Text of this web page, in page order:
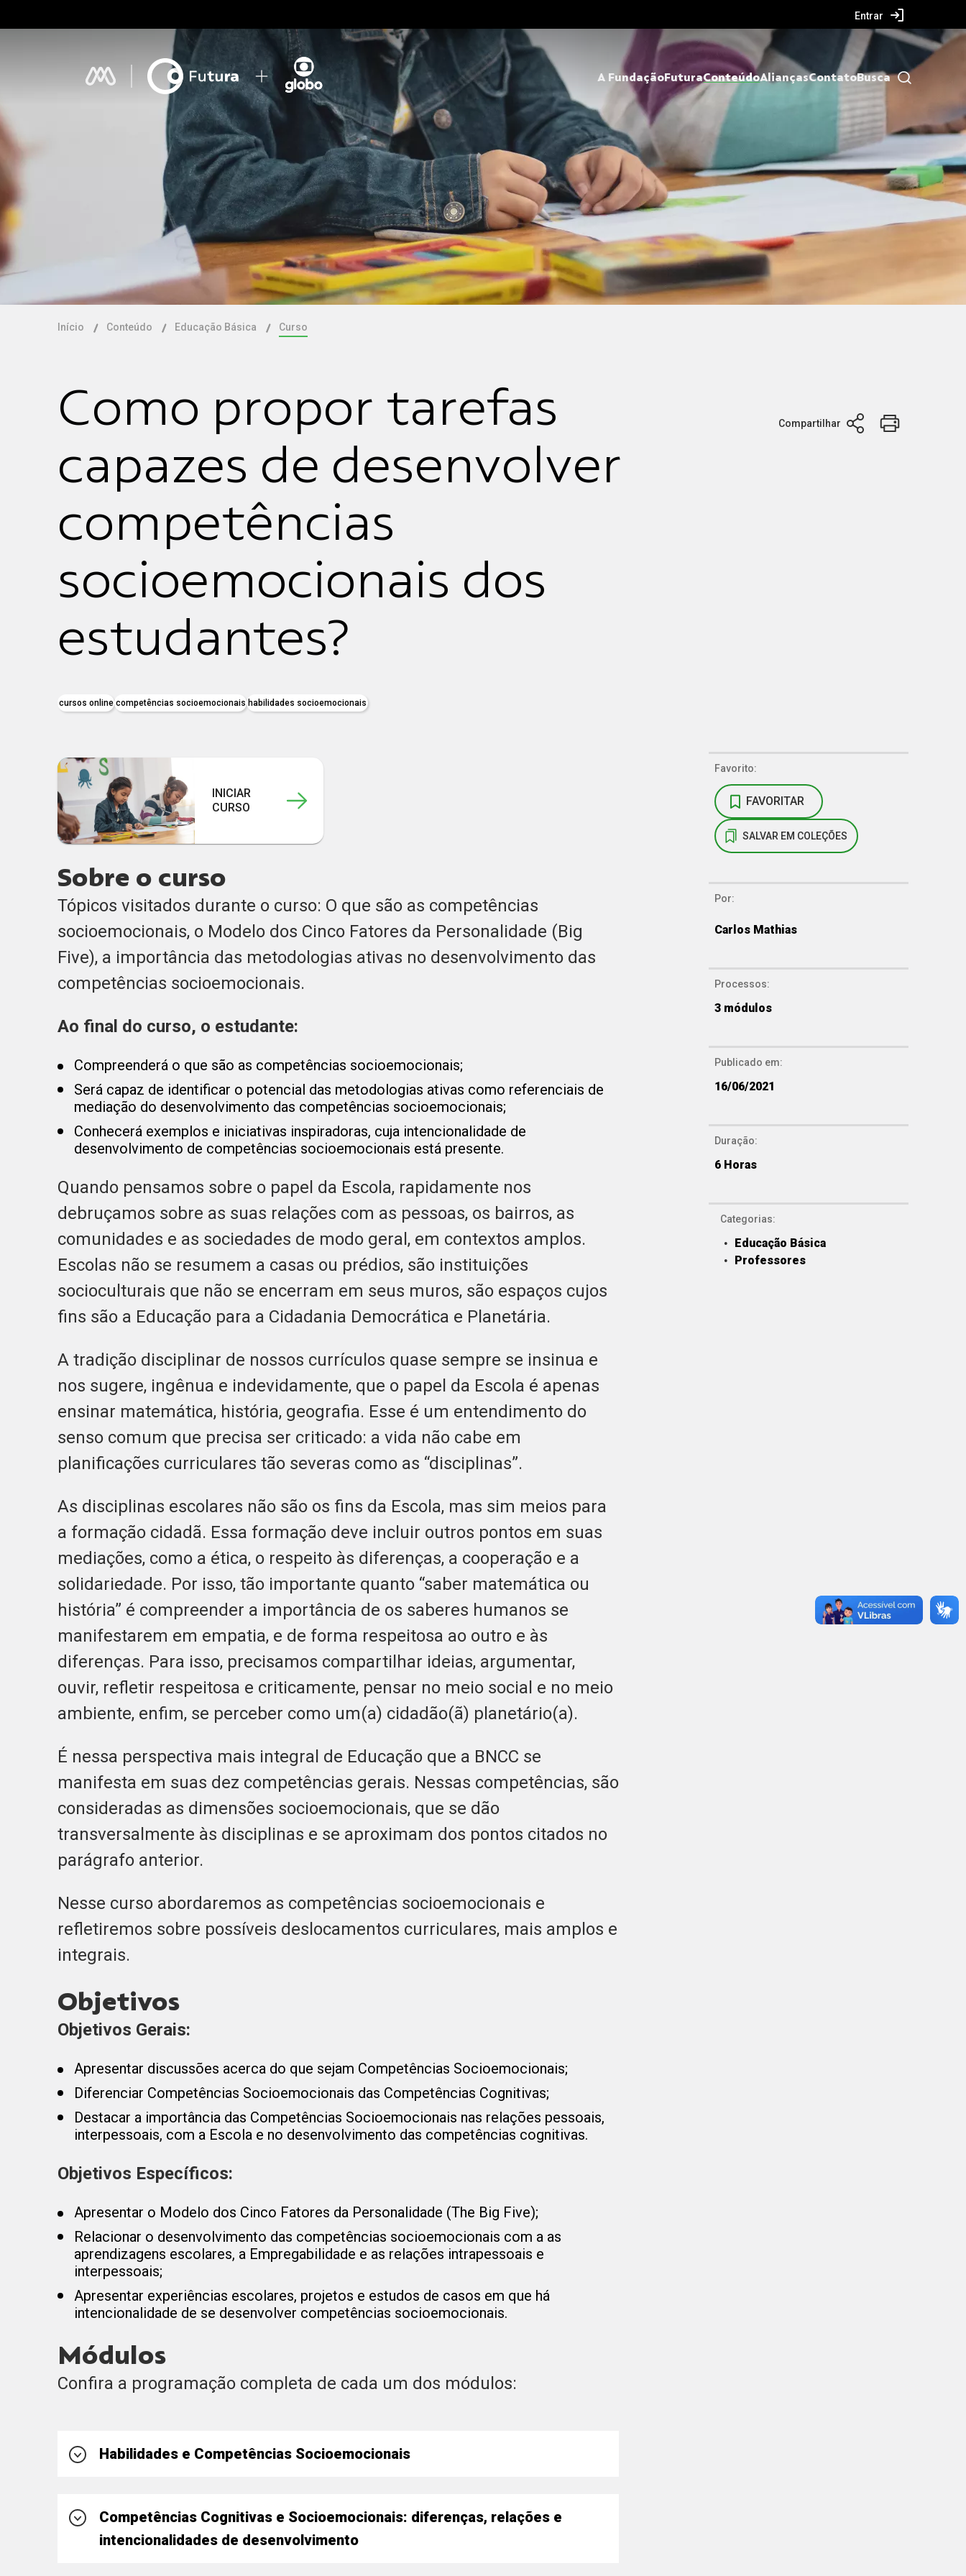
Entrar
A FundaçãoFuturaConteúdoAliançasContatoBusca
Início Conteúdo Educação Básica Curso
Como propor tarefas
capazes de desenvolver
competências
socioemocionais dos
estudantes?
cursos online competências socioemocionais habilidades socioemocionais
Compartilhar
INICIAR
CURSO
Sobre o curso
Tópicos visitados durante o curso: O que são as competências
socioemocionais, o Modelo dos Cinco Fatores da Personalidade (Big
Five), a importância das metodologias ativas no desenvolvimento das
competências socioemocionais.
Ao final do curso, o estudante:
Compreenderá o que são as competências socioemocionais;
Será capaz de identificar o potencial das metodologias ativas como referenciais de
mediação do desenvolvimento das competências socioemocionais;
Conhecerá exemplos e iniciativas inspiradoras, cuja intencionalidade de
desenvolvimento de competências socioemocionais está presente.
Quando pensamos sobre o papel da Escola, rapidamente nos
debruçamos sobre as suas relações com as pessoas, os bairros, as
comunidades e as sociedades de modo geral, em contextos amplos.
Escolas não se resumem a casas ou prédios, são instituições
socioculturais que não se encerram em seus muros, são espaços cujos
fins são a Educação para a Cidadania Democrática e Planetária.
A tradição disciplinar de nossos currículos quase sempre se insinua e
nos sugere, ingênua e indevidamente, que o papel da Escola é apenas
ensinar matemática, história, geografia. Esse é um entendimento do
senso comum que precisa ser criticado: a vida não cabe em
planificações curriculares tão severas como as “disciplinas”.
As disciplinas escolares não são os fins da Escola, mas sim meios para
a formação cidadã. Essa formação deve incluir outros pontos em suas
mediações, como a ética, o respeito às diferenças, a cooperação e a
solidariedade. Por isso, tão importante quanto “saber matemática ou
história” é compreender a importância de os saberes humanos se
manifestarem em empatia, e de forma respeitosa ao outro e às
diferenças. Para isso, precisamos compartilhar ideias, argumentar,
ouvir, refletir respeitosa e criticamente, pensar no meio social e no meio
ambiente, enfim, se perceber como um(a) cidadão(ã) planetário(a).
É nessa perspectiva mais integral de Educação que a BNCC se
manifesta em suas dez competências gerais. Nessas competências, são
consideradas as dimensões socioemocionais, que se dão
transversalmente às disciplinas e se aproximam dos pontos citados no
parágrafo anterior.
Nesse curso abordaremos as competências socioemocionais e
refletiremos sobre possíveis deslocamentos curriculares, mais amplos e
integrais.
Objetivos
Objetivos Gerais:
Apresentar discussões acerca do que sejam Competências Socioemocionais;
Diferenciar Competências Socioemocionais das Competências Cognitivas;
Destacar a importância das Competências Socioemocionais nas relações pessoais,
interpessoais, com a Escola e no desenvolvimento das competências cognitivas.
Objetivos Específicos:
Apresentar o Modelo dos Cinco Fatores da Personalidade (The Big Five);
Relacionar o desenvolvimento das competências socioemocionais com a as
aprendizagens escolares, a Empregabilidade e as relações intrapessoais e
interpessoais;
Apresentar experiências escolares, projetos e estudos de casos em que há
intencionalidade de se desenvolver competências socioemocionais.
Módulos
Confira a programação completa de cada um dos módulos:
Habilidades e Competências Socioemocionais
Aprofundamentos: Modelos, Circumplexos e Perspectivas Teóricas
Competências Cognitivas e Socioemocionais: diferenças, relações e
intencionalidades de desenvolvimento
Favorito:
FAVORITAR
SALVAR EM COLEÇÕES
Por:
Carlos Mathias
Processos:
3 módulos
Publicado em:
16/06/2021
Duração:
6 Horas
Categorias:
Educação Básica
Professores